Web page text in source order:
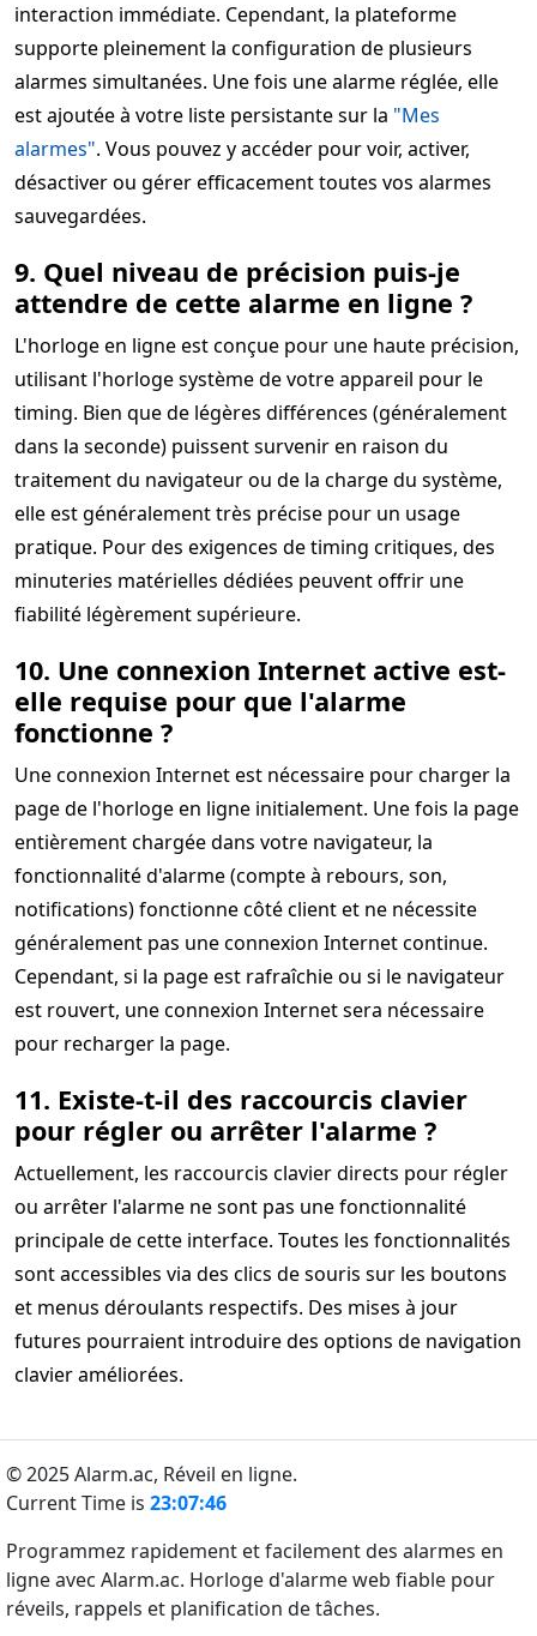
interaction immédiate. Cependant, la plateforme
supporte pleinement la configuration de plusieurs
alarmes simultanées. Une fois une alarme réglée, elle
est ajoutée à votre liste persistante sur la "Mes
alarmes". Vous pouvez y accéder pour voir, activer,
désactiver ou gérer efficacement toutes vos alarmes
sauvegardées.
9. Quel niveau de précision puis-je
attendre de cette alarme en ligne ?
L'horloge en ligne est conçue pour une haute précision,
utilisant l'horloge système de votre appareil pour le
timing. Bien que de légères différences (généralement
dans la seconde) puissent survenir en raison du
traitement du navigateur ou de la charge du système,
elle est généralement très précise pour un usage
pratique. Pour des exigences de timing critiques, des
minuteries matérielles dédiées peuvent offrir une
fiabilité légèrement supérieure.
10. Une connexion Internet active est-
elle requise pour que l'alarme
fonctionne ?
Une connexion Internet est nécessaire pour charger la
page de l'horloge en ligne initialement. Une fois la page
entièrement chargée dans votre navigateur, la
fonctionnalité d'alarme (compte à rebours, son,
notifications) fonctionne côté client et ne nécessite
généralement pas une connexion Internet continue.
Cependant, si la page est rafraîchie ou si le navigateur
est rouvert, une connexion Internet sera nécessaire
pour recharger la page.
11. Existe-t-il des raccourcis clavier
pour régler ou arrêter l'alarme ?
Actuellement, les raccourcis clavier directs pour régler
ou arrêter l'alarme ne sont pas une fonctionnalité
principale de cette interface. Toutes les fonctionnalités
sont accessibles via des clics de souris sur les boutons
et menus déroulants respectifs. Des mises à jour
futures pourraient introduire des options de navigation
clavier améliorées.
© 2025 Alarm.ac, Réveil en ligne.
Current Time is 23:07:46
Programmez rapidement et facilement des alarmes en
ligne avec Alarm.ac. Horloge d'alarme web fiable pour
réveils, rappels et planification de tâches.